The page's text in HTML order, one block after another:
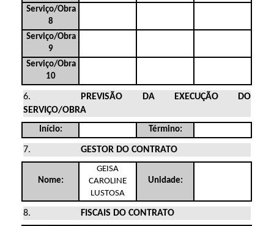
Serviço/Obra
8
Serviço/Obra
9
Serviço/Obra
10
PREVISÃO DA EXECUÇÃO DO
SERVIÇO/OBRA
Início: Término:
GESTOR DO CONTRATO
Nome:
GEISA
CAROLINE
LUSTOSA
Unidade:
FISCAIS DO CONTRATO